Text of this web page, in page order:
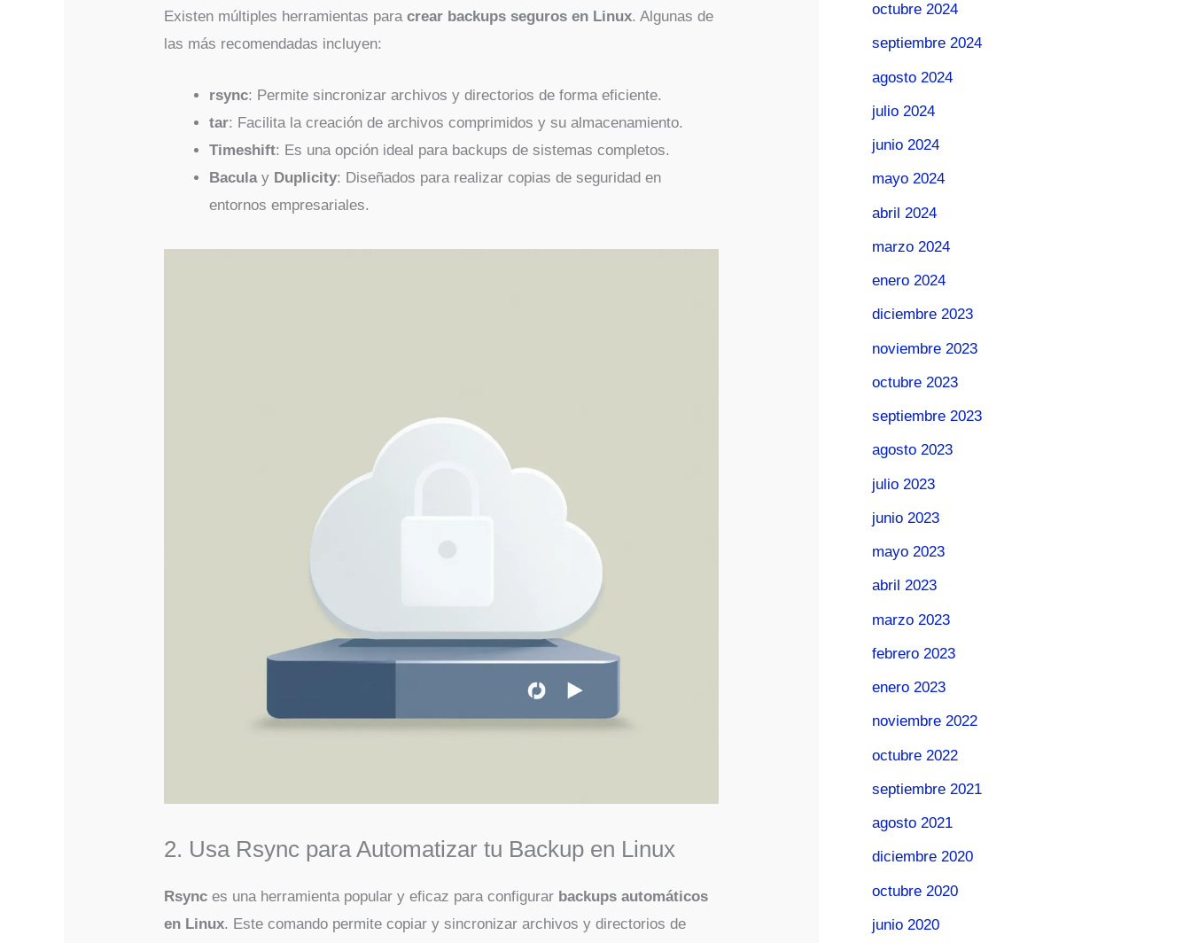
Existen múltiples herramientas paracrear backups seguros en Linux. Algunas de
las más recomendadas incluyen:
rsync: Permite sincronizar archivos y directorios de forma eficiente.
tar: Facilita la creación de archivos comprimidos y su almacenamiento.
Timeshift: Es una opción ideal para backups de sistemas completos.
Baculay Duplicity: Diseñados para realizar copias de seguridad en
entornos empresariales.
2. Usa Rsync para Automatizar tu Backup en Linux
Rsync es una herramienta popular y eficaz para configurar backups automáticos
en Linux. Este comando permite copiar y sincronizar archivos y directorios de
octubre 2024
septiembre 2024
agosto 2024
julio 2024
junio 2024
mayo 2024
abril 2024
marzo 2024
enero 2024
diciembre 2023
noviembre 2023
octubre 2023
septiembre 2023
agosto 2023
julio 2023
junio 2023
mayo 2023
abril 2023
marzo 2023
febrero 2023
enero 2023
noviembre 2022
octubre 2022
septiembre 2021
agosto 2021
diciembre 2020
octubre 2020
junio 2020